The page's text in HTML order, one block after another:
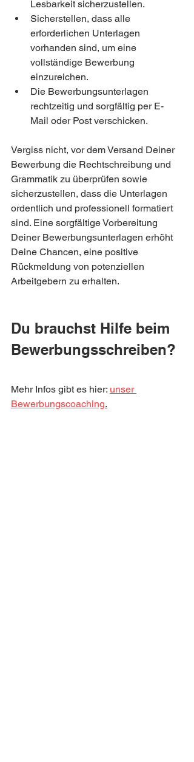
Lesbarkeit sicherzustellen.
Sicherstellen, dass alle
erforderlichen Unterlagen
vorhanden sind, um eine
vollständige Bewerbung
einzureichen.
Die Bewerbungsunterlagen
rechtzeitig und sorgfältig per E-
Mail oder Post verschicken.
Vergiss nicht, vor dem Versand Deiner
Bewerbung die Rechtschreibung und
Grammatik zu überprüfen sowie
sicherzustellen, dass die Unterlagen
ordentlich und professionell formatiert
sind. Eine sorgfältige Vorbereitung
Deiner Bewerbungsunterlagen erhöht
Deine Chancen, eine positive
Rückmeldung von potenziellen
Arbeitgebern zu erhalten.
Du brauchst Hilfe beim
Bewerbungsschreiben?
Mehr Infos gibt es hier: unser
Bewerbungscoaching.